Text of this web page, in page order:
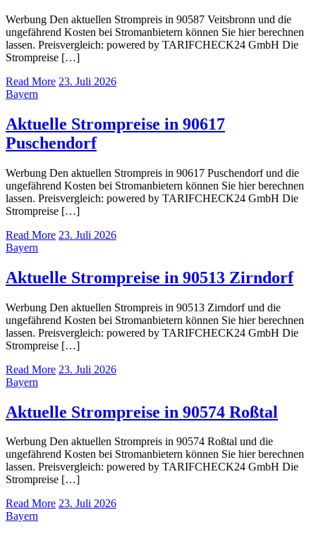
Werbung Den aktuellen Strompreis in 90587 Veitsbronn und die
ungefährend Kosten bei Stromanbietern können Sie hier berechnen
lassen. Preisvergleich: powered by TARIFCHECK24 GmbH Die
Strompreise […]
Read More 23. Juli 2026
Bayern
Aktuelle Strompreise in 90617
Puschendorf
Werbung Den aktuellen Strompreis in 90617 Puschendorf und die
ungefährend Kosten bei Stromanbietern können Sie hier berechnen
lassen. Preisvergleich: powered by TARIFCHECK24 GmbH Die
Strompreise […]
Read More 23. Juli 2026
Bayern
Aktuelle Strompreise in 90513 Zirndorf
Werbung Den aktuellen Strompreis in 90513 Zirndorf und die
ungefährend Kosten bei Stromanbietern können Sie hier berechnen
lassen. Preisvergleich: powered by TARIFCHECK24 GmbH Die
Strompreise […]
Read More 23. Juli 2026
Bayern
Aktuelle Strompreise in 90574 Roßtal
Werbung Den aktuellen Strompreis in 90574 Roßtal und die
ungefährend Kosten bei Stromanbietern können Sie hier berechnen
lassen. Preisvergleich: powered by TARIFCHECK24 GmbH Die
Strompreise […]
Read More 23. Juli 2026
Bayern